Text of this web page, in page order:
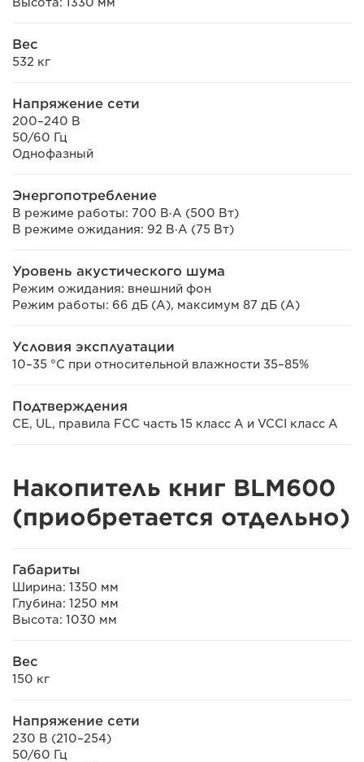
Вес
532 кг
Напряжение сети
200–240 В
50/60 Гц
Однофазный
Энергопотребление
В режиме работы: 700 В·А (500 Вт)
В режиме ожидания: 92 В·А (75 Вт)
Уровень акустического шума
Режим ожидания: внешний фон
Режим работы: 66 дБ (А), максимум 87 дБ (А)
Условия эксплуатации
10–35 °C при относительной влажности 35–85%
Подтверждения
CE, UL, правила FCC часть 15 класс A и VCCI класс A
Накопитель книг BLM600
(приобретается отдельно)
Габариты
Ширина: 1350 мм
Глубина: 1250 мм
Высота: 1030 мм
Вес
150 кг
Напряжение сети
230 В (210–254)
50/60 Гц